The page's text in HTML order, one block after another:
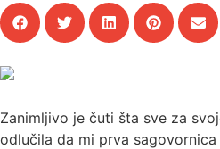
Zanimljivo je čuti šta sve za
odlučila da mi prva sagovornica